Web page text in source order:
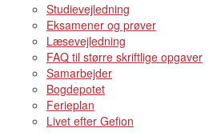
Studievejledning
Eksamener og prøver
Læsevejledning
FAQ til større skriftlige opgaver
Samarbejder
Bogdepotet
Ferieplan
Livet efter Gefion